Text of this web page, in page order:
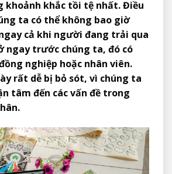
khoảnh khắc tồi tệ nhất. Điều
ta có thể không bao giờ
cả khi người đang trải qua
ngay trước chúng ta, đó có
nghiệp hoặc nhân viên.
rất dễ bị bỏ sót, vì chúng ta
tâm đến các vấn đề trong